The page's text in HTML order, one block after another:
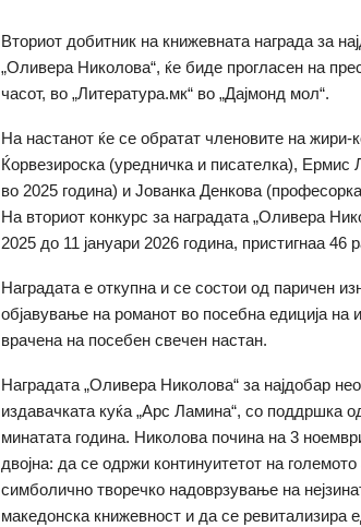
Вториот добитник на книжевната награда за
„Оливера Николова“, ќе биде прогласен на
часот, во „Литература.мк“ во „Дајмонд мол“.
На настанот ќе се обратат членовите на жири-
Ќорвезироска (уредничка и писателка), Ермис
во 2025 година) и Јованка Денкова
На вториот конкурс за наградата „Оливера
2025 до 11 јануари 2026 година, пристигнаа 46
Наградата е откупна и се состои од паричен
објавување на романот во посебна едиција на
врачена на посебен свечен настан.
Наградата „Оливера Николова“ за најдобар
издавачката куќа „Арс Ламина“, со поддршка
минатата година. Николова почина на 3
двојна: да се одржи континуитетот на
симболично творечко надоврзување на
македонска книжевност и да се ревитализира